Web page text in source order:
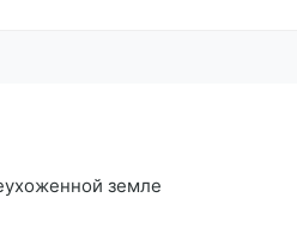
земле